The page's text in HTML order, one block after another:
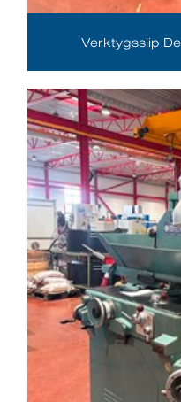
Verktygsslip